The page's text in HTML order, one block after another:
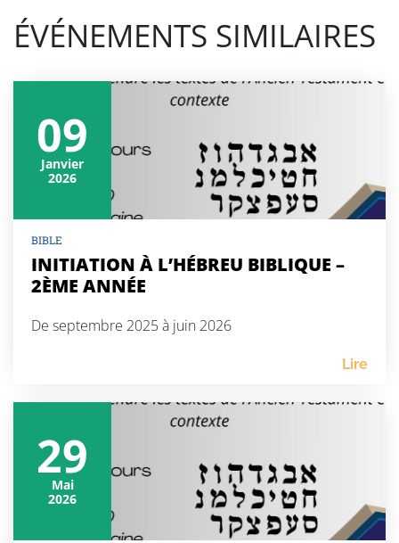
ÉVÉNEMENTS SIMILAIRES
09
Janvier
2026
BIBLE
INITIATION À L’HÉBREU BIBLIQUE –
2ÈME ANNÉE
De septembre 2025 à juin 2026
Lire
29
Mai
2026